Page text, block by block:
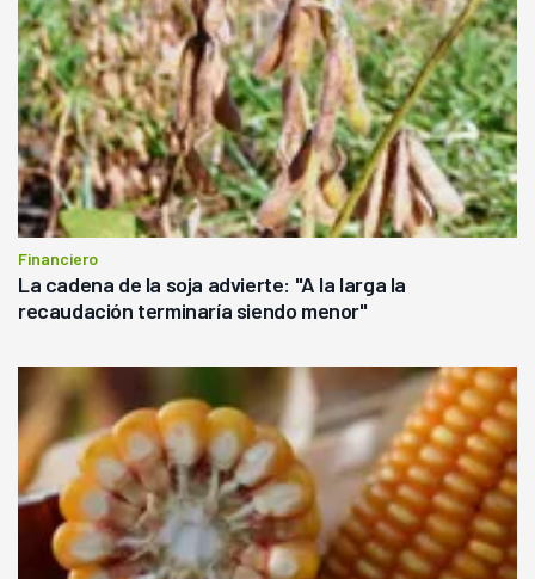
Financiero
La cadena de la soja advierte: "A la larga la
recaudación terminaría siendo menor"